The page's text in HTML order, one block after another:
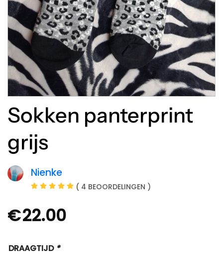
Sokken panterprint
grijs
Nienke
( 4 BEOORDELINGEN )
€22.00
DRAAGTIJD *